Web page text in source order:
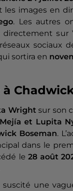
les images en
. Les autres
directement sur
sociaux
sortira en
Wrightsur son
et Lupita
Boseman.
dans le
le28 août
suscité une